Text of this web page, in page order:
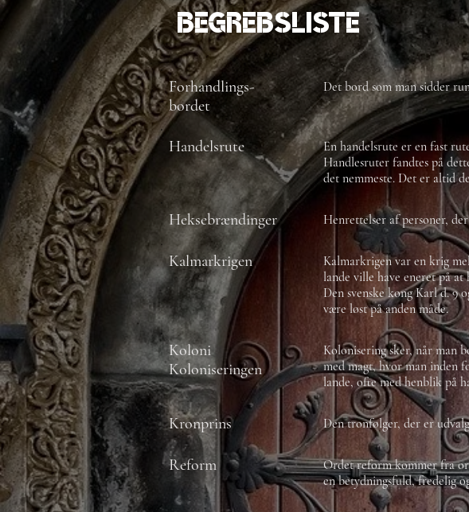
Begrebsliste
Forhandlings-
bordet
Det bord som man sidder
Handelsrute
En handelsrute er en fast
Handlesruter fandtes på
det nemmeste. Det er altid
Heksebrændinger Henrettelser af personer,
Kalmarkrigen
Kalmarkrigen var en krig
lande ville have eneret på at
Den svenske kong Karl d. 9
være løst på anden måde.
Koloni
Koloniseringen
Kolonisering sker, når man
med magt, hvor man inden
lande, ofte med henblik på
Kronprins Den tronfølger, der er
Reform
Ordet reform kommer fra
en betydningsfuld, fredelig